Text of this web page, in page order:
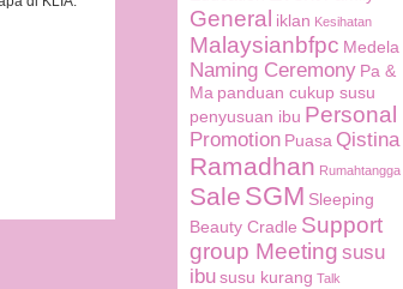
General iklan Kesihatan
Malaysianbfpc Medela
Naming Ceremony Pa &
Ma panduan cukup susu
penyusuan ibu Personal
Promotion Puasa Qistina
Ramadhan Rumahtangga
Sale SGM Sleeping
Beauty Cradle Support
group Meeting susu
ibususu kurang Talk